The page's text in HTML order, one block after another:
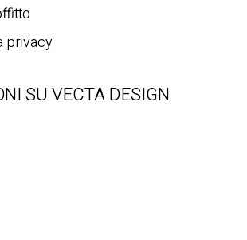
privacy
SU VECTA DESIGN